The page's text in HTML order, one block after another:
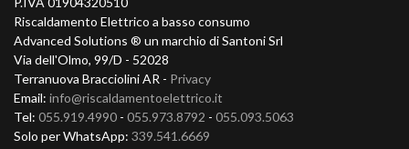
Riscaldamento Elettrico a basso consumo
Advanced Solutions ® un marchio di Santoni Srl
Via dell'Olmo, 99/D - 52028
Terranuova Bracciolini AR - Privacy
Email: info@riscaldamentoelettrico.it
Tel: 055.919.4990 - 055.973.8792 - 055.093.5063
Solo per WhatsApp: 339.541.6669